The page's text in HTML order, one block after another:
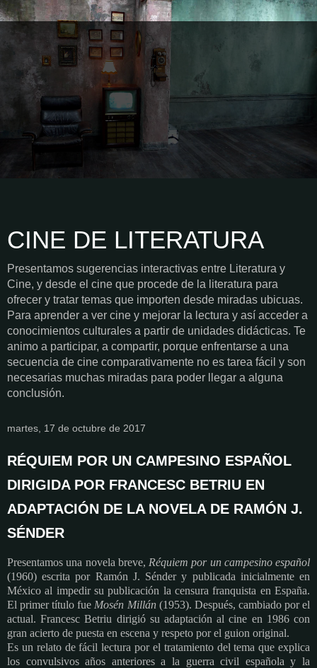
CINE DE LITERATURA
Presentamos sugerencias interactivas entre Literatura y
Cine, y desde el cine que procede de la literatura para
ofrecer y tratar temas que importen desde miradas ubicuas.
Para aprender a ver cine y mejorar la lectura y así acceder a
conocimientos culturales a partir de unidades didácticas. Te
animo a participar, a compartir, porque enfrentarse a una
secuencia de cine comparativamente no es tarea fácil y son
necesarias muchas miradas para poder llegar a alguna
conclusión.
martes, 17 de octubre de 2017
RÉQUIEM POR UN CAMPESINO ESPAÑOL
DIRIGIDA POR FRANCESC BETRIU EN
ADAPTACIÓN DE LA NOVELA DE RAMÓN J.
SÉNDER
Presentamos una novela breve, Réquiem por un campesino español
(1960) escrita por Ramón J. Sénder y publicada inicialmente en
México al impedir su publicación la censura franquista en España.
El primer título fue Mosén Millán (1953). Después, cambiado por el
actual. Francesc Betriu dirigió su adaptación al cine en 1986 con
gran acierto de puesta en escena y respeto por el guion original.
Es un relato de fácil lectura por el tratamiento del tema que explica
los convulsivos años anteriores a la guerra civil española y la